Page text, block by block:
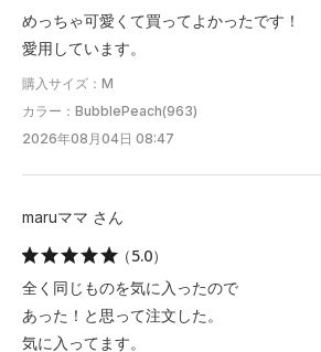
めっちゃ可愛くて買ってよかったです！
愛用しています。
購入サイズ：M
カラー：BubblePeach(963)
2026年08月04日 08:47
maruママ さん
（5.0）
全く同じものを気に入ったので
あった！と思って注文した。
気に入ってます。